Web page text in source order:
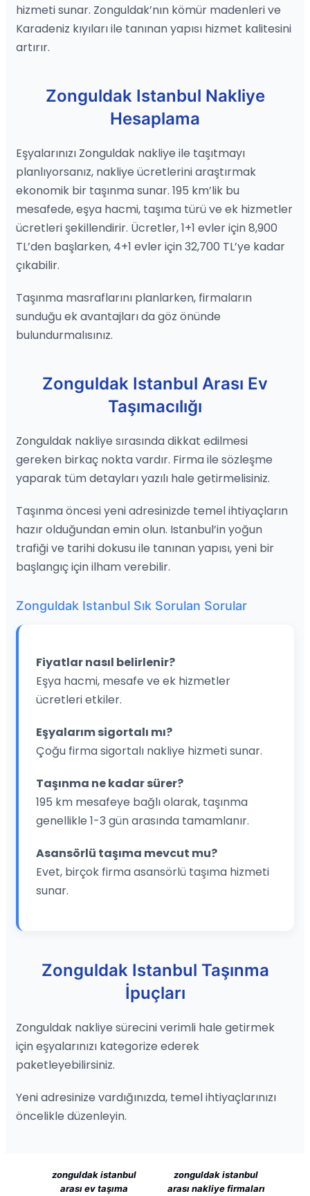
hizmeti sunar. Zonguldak’nın kömür madenleri ve
Karadeniz kıyıları ile tanınan yapısı hizmet kalitesini
artırır.
Zonguldak Istanbul Nakliye
Hesaplama
Eşyalarınızı Zonguldak nakliye ile taşıtmayı
planlıyorsanız, nakliye ücretlerini araştırmak
ekonomik bir taşınma sunar. 195 km’lik bu
mesafede, eşya hacmi, taşıma türü ve ek hizmetler
ücretleri şekillendirir. Ücretler, 1+1 evler için 8,900
TL’den başlarken, 4+1 evler için 32,700 TL’ye kadar
çıkabilir.
Taşınma masraflarını planlarken, firmaların
sunduğu ek avantajları da göz önünde
bulundurmalısınız.
Zonguldak Istanbul Arası Ev
Taşımacılığı
Zonguldak nakliye sırasında dikkat edilmesi
gereken birkaç nokta vardır. Firma ile sözleşme
yaparak tüm detayları yazılı hale getirmelisiniz.
Taşınma öncesi yeni adresinizde temel ihtiyaçların
hazır olduğundan emin olun. Istanbul’in yoğun
trafiği ve tarihi dokusu ile tanınan yapısı, yeni bir
başlangıç için ilham verebilir.
Zonguldak Istanbul Sık Sorulan Sorular
Fiyatlar nasıl belirlenir?
Eşya hacmi, mesafe ve ek hizmetler
ücretleri etkiler.
Eşyalarım sigortalı mı?
Çoğu firma sigortalı nakliye hizmeti sunar.
Taşınma ne kadar sürer?
195 km mesafeye bağlı olarak, taşınma
genellikle 1-3 gün arasında tamamlanır.
Asansörlü taşıma mevcut mu?
Evet, birçok firma asansörlü taşıma hizmeti
sunar.
Zonguldak Istanbul Taşınma
İpuçları
Zonguldak nakliye sürecini verimli hale getirmek
için eşyalarınızı kategorize ederek
paketleyebilirsiniz.
Yeni adresinize vardığınızda, temel ihtiyaçlarınızı
öncelikle düzenleyin.
zonguldak istanbul
arası ev taşıma
zonguldak istanbul
arası nakliye firmaları